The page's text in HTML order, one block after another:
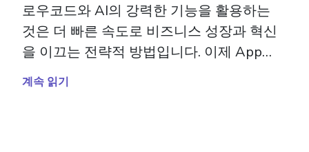
로우코드와 AI의 강력한 기능을 활용하는
것은 더 빠른 속도로 비즈니스 성장과 혁신
을 이끄는 전략적 방법입니다. 이제 App
Builder AI를 통해 기업은 더욱 큰 이점을 갖
습니다. App Builder AI는 로우코드 플랫폼
계속 읽기